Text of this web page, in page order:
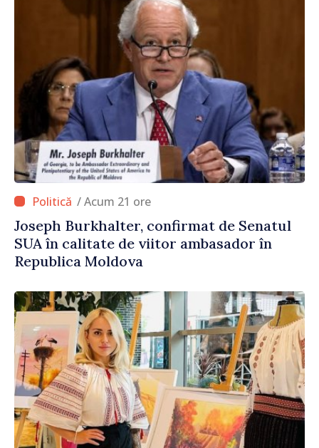
/ Acum 21 ore
Joseph Burkhalter, confirmat de Senatul
SUA în calitate de viitor ambasador în
Republica Moldova